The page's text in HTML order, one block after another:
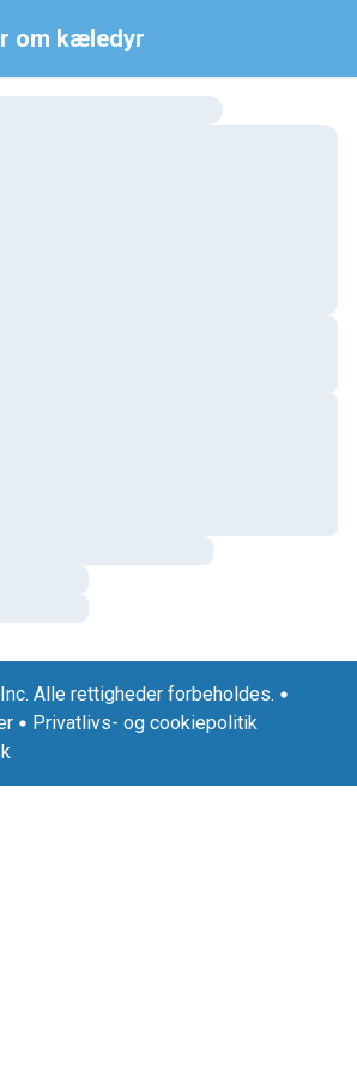
om kæledyr
Alle rettigheder forbeholdes.
Privatlivs- og cookiepolitik